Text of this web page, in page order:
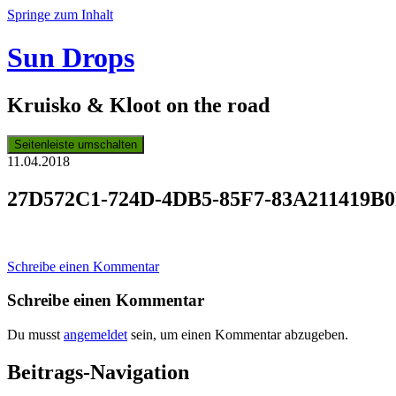
Springe zum Inhalt
Sun Drops
Kruisko & Kloot on the road
Seitenleiste umschalten
11.04.2018
27D572C1-724D-4DB5-85F7-
Schreibe einen Kommentar
Schreibe einen Kommentar
Du musst angemeldet sein, um einen Kommentar abzugeben.
Beitrags-Navigation